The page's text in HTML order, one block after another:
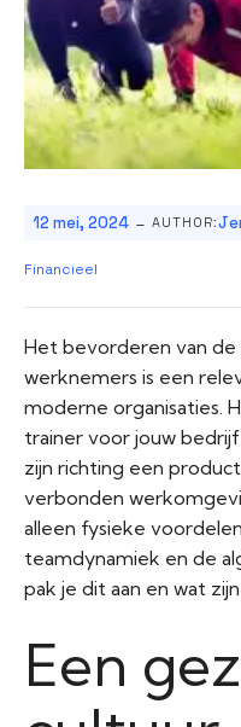
12 mei, 2024 - AUTHOR:
Financieel
Het bevorderen van
werknemers is een
moderne organisaties.
trainer voor jouw
zijn richting een
verbonden
alleen fysieke
teamdynamiek en de
pak je dit aan en wat
Een